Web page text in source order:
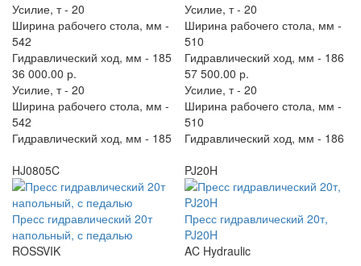
Усилие, т - 20
Ширина рабочего стола, мм -
542
Гидравлический ход, мм - 185
36 000.00 р.
Усилие, т - 20
Ширина рабочего стола, мм -
542
Гидравлический ход, мм - 185
Усилие, т - 20
Ширина рабочего стола, мм -
510
Гидравлический ход, мм - 186
57 500.00 р.
Усилие, т - 20
Ширина рабочего стола, мм -
510
Гидравлический ход, мм - 186
HJ0805C
Пресс гидравлический 20т
напольный, с педалью
ROSSVIK
PJ20H
Пресс гидравлический 20т,
PJ20H
AC Hydraulic